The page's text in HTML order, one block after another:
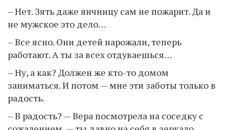
– Нет. Зять даже яичницу сам не пожарит. Да и
не мужское это дело…
– Все ясно. Они детей нарожали, теперь
работают. А ты за всех отдуваешься…
– Ну, а как? Должен же кто-то домом
заниматься. И потом — мне эти заботы только в
радость.
– В радость? — Вера посмотрела на соседку с